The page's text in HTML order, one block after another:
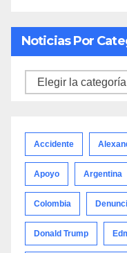
Noticias Por
Noticias
Accidente
Apoyo Argentina
Colombia
Donald Trump